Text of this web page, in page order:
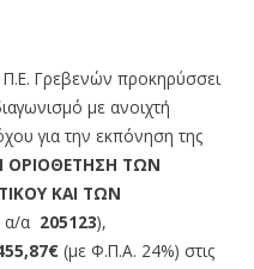
Π.Ε. Γρεβενών προκηρύσσει
με ανοιχτή
για την εκπόνηση της
ΟΡΙΟΘΕΤΗΣΗ ΤΩΝ
ΚΑΙ ΤΩΝ
α/α 205123),
(με Φ.Π.Α. 24%) στις